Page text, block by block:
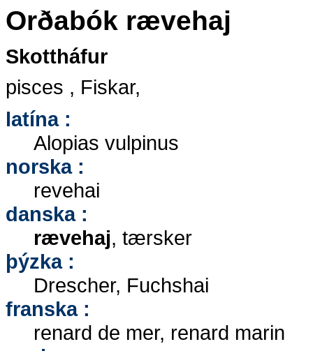
Orðabók rævehaj
Skottháfur
pisces , Fiskar,
latína :
Alopias vulpinus
norska :
revehai
danska :
rævehaj, tærsker
þýzka :
Drescher, Fuchshai
franska :
renard de mer, renard marin